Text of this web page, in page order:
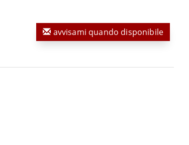
avvisami quando disponibile